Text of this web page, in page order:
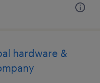
hardware &